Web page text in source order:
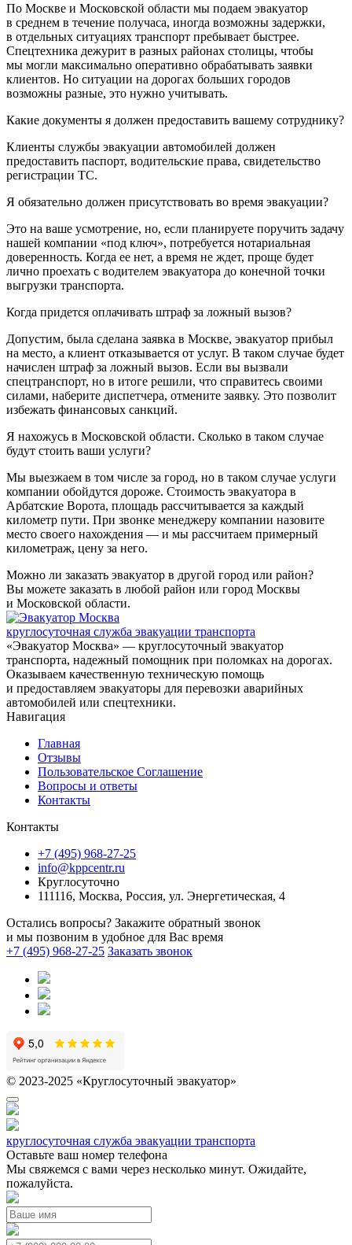
По Москве и Московской области мы подаем эвакуатор
в среднем в течение получаса, иногда возможны задержки,
в отдельных ситуациях транспорт пребывает быстрее.
Спецтехника дежурит в разных районах столицы, чтобы
мы могли максимально оперативно обрабатывать заявки
клиентов. Но ситуации на дорогах больших городов
возможны разные, это нужно учитывать.
Какие документы я должен предоставить вашему сотруднику?
Клиенты службы эвакуации автомобилей должен
предоставить паспорт, водительские права, свидетельство
регистрации ТС.
Я обязательно должен присутствовать во время эвакуации?
Это на ваше усмотрение, но, если планируете поручить задачу
нашей компании «под ключ», потребуется нотариальная
доверенность. Когда ее нет, а время не ждет, проще будет
лично проехать с водителем эвакуатора до конечной точки
выгрузки транспорта.
Когда придется оплачивать штраф за ложный вызов?
Допустим, была сделана заявка в Москве, эвакуатор прибыл
на место, а клиент отказывается от услуг. В таком случае будет
начислен штраф за ложный вызов. Если вы вызвали
спецтранспорт, но в итоге решили, что справитесь своими
силами, наберите диспетчера, отмените заявку. Это позволит
избежать финансовых санкций.
Я нахожусь в Московской области. Сколько в таком случае
будут стоить ваши услуги?
Мы выезжаем в том числе за город, но в таком случае услуги
компании обойдутся дороже. Стоимость эвакуатора в
Арбатские Ворота, площадь рассчитывается за каждый
километр пути. При звонке менеджеру компании назовите
место своего нахождения — и мы рассчитаем примерный
километраж, цену за него.
Можно ли заказать эвакуатор в другой город или район?
Вы можете заказать в любой район или город Москвы
и Московской области.
круглосуточная служба эвакуации транспорта
«Эвакуатор Москва» — круглосуточный эвакуатор
транспорта, надежный помощник при поломках на дорогах.
Оказываем качественную техническую помощь
и предоставляем эвакуаторы для перевозки аварийных
автомобилей или спецтехники.
Навигация
Главная
Отзывы
Пользовательское Соглашение
Вопросы и ответы
Контакты
Контакты
+7 (495) 968-27-25
info@kppcentr.ru
Круглосуточно
111116, Москва, Россия, ул. Энергетическая, 4
Остались вопросы? Закажите обратный звонок
и мы позвоним в удобное для Вас время
+7 (495) 968-27-25 Заказать звонок
© 2023-2025 «Круглосуточный эвакуатор»
круглосуточная служба эвакуации транспорта
Оставьте ваш номер телефона
Мы свяжемся с вами через несколько минут. Ожидайте,
пожалуйста.